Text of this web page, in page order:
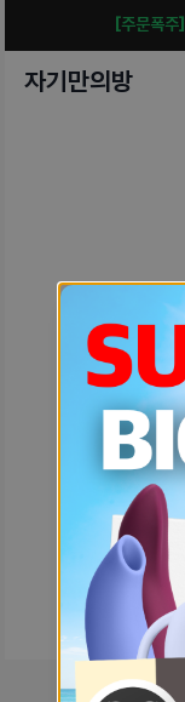
[주문폭주]
자기만의방